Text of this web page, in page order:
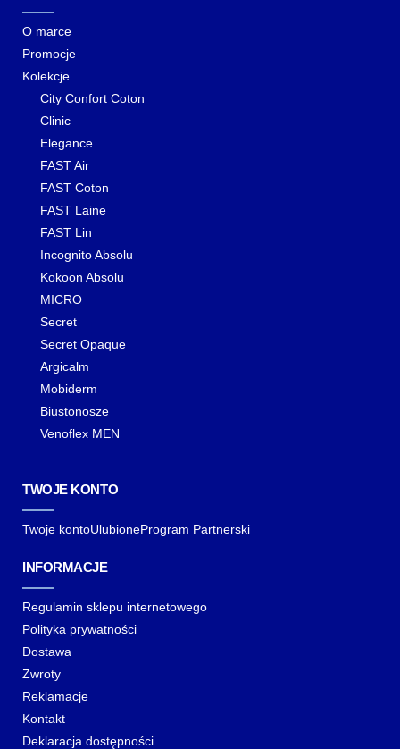
O marce
Promocje
Kolekcje
City Confort Coton
Clinic
Elegance
FAST Air
FAST Coton
FAST Laine
FAST Lin
Incognito Absolu
Kokoon Absolu
MICRO
Secret
Secret Opaque
Argicalm
Mobiderm
Biustonosze
Venoflex MEN
TWOJE KONTO
Twoje kontoUlubioneProgram Partnerski
INFORMACJE
Regulamin sklepu internetowego
Polityka prywatności
Dostawa
Zwroty
Reklamacje
Kontakt
Deklaracja dostępności